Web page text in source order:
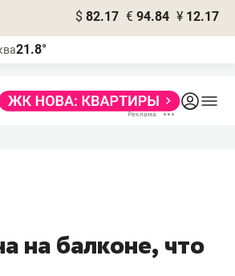
$ 82.17 € 94.84 ¥ 12.17
21.8°
на балконе, что